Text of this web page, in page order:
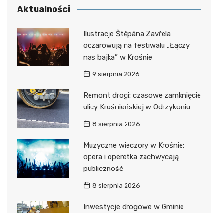
Aktualności
Ilustracje Štěpána Zavřela
oczarowują na festiwalu „Łączy
nas bajka” w Krośnie
9 sierpnia 2026
Remont drogi: czasowe zamknięcie
ulicy Krośnieńskiej w Odrzykoniu
8 sierpnia 2026
Muzyczne wieczory w Krośnie:
opera i operetka zachwycają
publiczność
8 sierpnia 2026
Inwestycje drogowe w Gminie